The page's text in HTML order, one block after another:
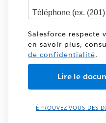
Salesforce respecte
en savoir plus,
de confidentialité.
ÉPROUVEZ-VOUS DES